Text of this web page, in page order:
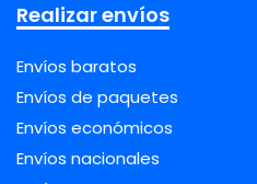
Realizar envíos
Envíos baratos
Envíos de paquetes
Envíos económicos
Envíos nacionales